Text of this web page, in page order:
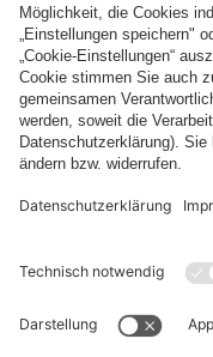
fcbayern.com